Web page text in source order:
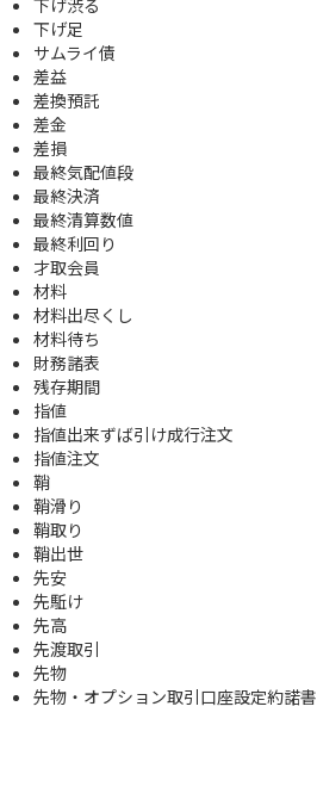
下げ足
サムライ債
差益
差換預託
差金
差損
最終気配値段
最終決済
最終清算数値
最終利回り
才取会員
材料
材料出尽くし
材料待ち
財務諸表
残存期間
指値
指値出来ずば引け成行注文
指値注文
鞘
鞘滑り
鞘取り
鞘出世
先安
先駈け
先高
先渡取引
先物
先物・オプション取引口座設定約諾書